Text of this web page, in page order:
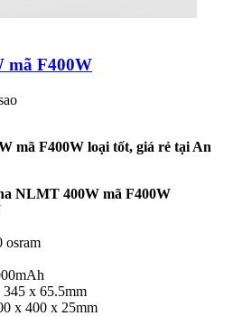
mã F400W
mã F400W loại tốt, giá rẻ tại An
NLMT 400W mã F400W
osram
x 65.5mm
x 400 x 25mm